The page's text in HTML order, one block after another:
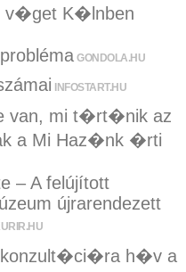
K�lnben
GONDOLA.HU
INFOSTART.HU
mi t�rt�nik az
a Mi Haz�nk �rti
– A felújított
újrarendezett
h�v a